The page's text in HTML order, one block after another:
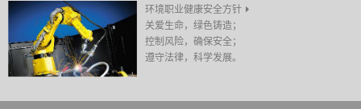
环境职业健康安全方针
关爱生命，绿色铸造；
控制风险，确保安全；
遵守法律，科学发展。